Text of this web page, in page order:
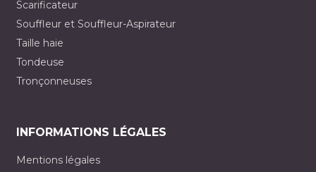
Scarificateur
Souffleur et Souffleur-Aspirateur
Taille haie
Tondeuse
Tronçonneuses
INFORMATIONS LÉGALES
Mentions légales